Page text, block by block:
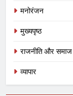
मनोरंजन
मुख्यपृष्ठ
राजनीति और समाज
व्यापार